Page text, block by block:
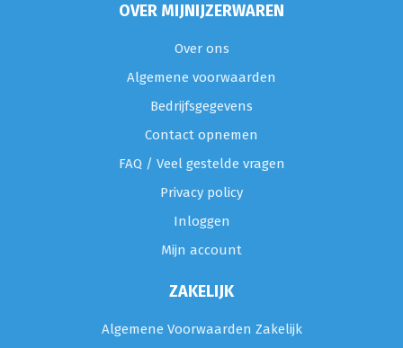
OVER MIJNIJZERWAREN
Over ons
Algemene voorwaarden
Bedrijfsgegevens
Contact opnemen
FAQ / Veel gestelde vragen
Privacy policy
Inloggen
Mijn account
ZAKELIJK
Algemene Voorwaarden Zakelijk